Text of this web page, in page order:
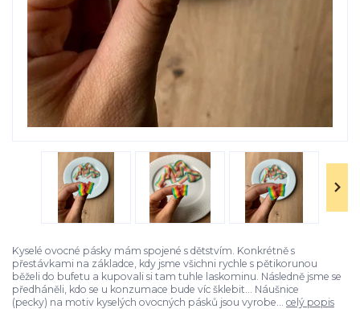
Kyselé ovocné pásky mám spojené s dětstvím. Konkrétně s
přestávkami na základce, kdy jsme všichni rychle s pětikorunou
běželi do bufetu a kupovali si tam tuhle laskominu. Následně jsme se
předháněli, kdo se u konzumace bude víc šklebit... Náušnice
(pecky) na motiv kyselých ovocných pásků jsou vyrobe... celý popis